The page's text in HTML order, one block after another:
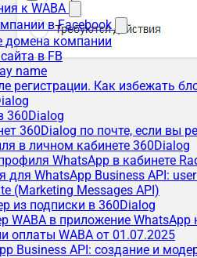
к WABA
в Facebook
домена компании
в FB
name
регистрации. Как избежать
360Dialog
360Dialog по почте, если вы
в личном кабинете 360Dialog
WhatsApp в кабинете
для WhatsApp Business API:
(Marketing Messages API)
из подписки в 360Dialog
WABA в приложение WhatsApp
оплаты WABA от 01.07.2025
Business API: создание и